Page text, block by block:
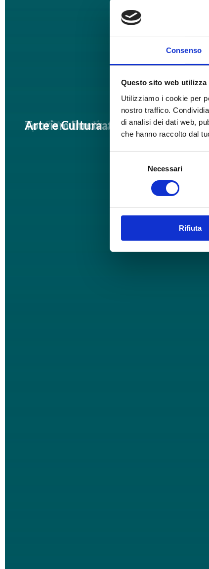
Consenso
Questo sito web utilizza
Utilizziamo i cookie per
nostro traffico.
di analisi dei dati web,
che hanno raccolto dal
Necessari
Rifiuta
Hospitality
Events&Digital
Dolomiti Tourism
Food&Wine Tourism
Spa&Wellness
Tourism Destination
Tourism Innovation
Arte e Cultura